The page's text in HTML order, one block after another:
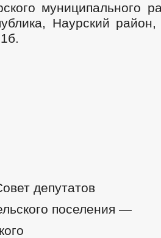
муниципального
Наурский
депутатов
поселения —